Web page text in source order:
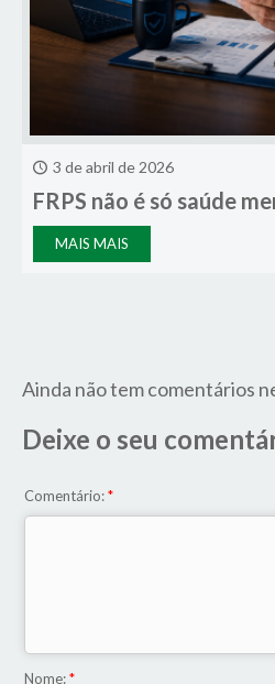
3 de abril de 2026
FRPS não é só saúde
MAIS MAIS
Ainda não tem comentários
Deixe o seu
Comentário:*
Nome:*